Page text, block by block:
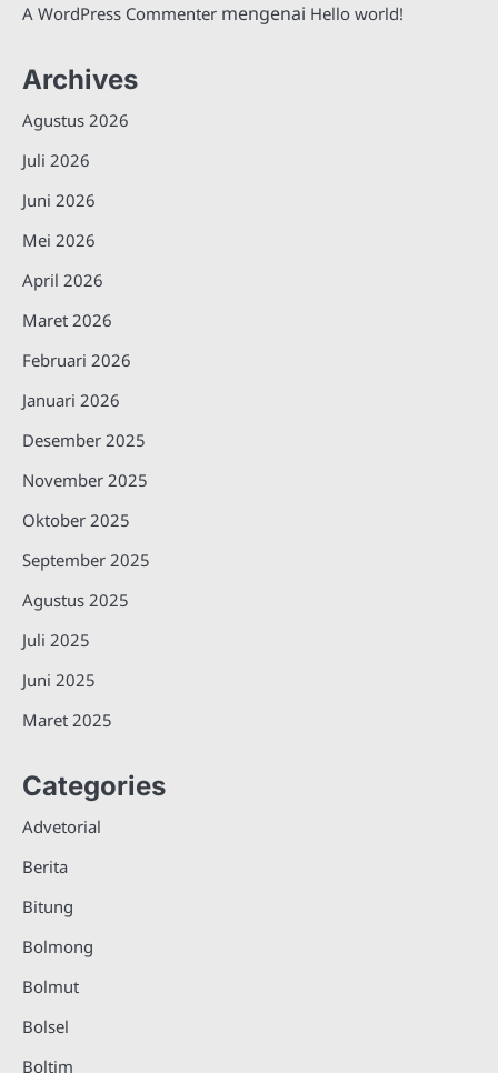
A WordPress Commenter mengenai Hello world!
Archives
Agustus 2026
Juli 2026
Juni 2026
Mei 2026
April 2026
Maret 2026
Februari 2026
Januari 2026
Desember 2025
November 2025
Oktober 2025
September 2025
Agustus 2025
Juli 2025
Juni 2025
Maret 2025
Categories
Advetorial
Berita
Bitung
Bolmong
Bolmut
Bolsel
Boltim